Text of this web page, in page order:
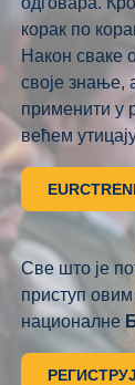
корак по
Након сваке
своје знање,
применити у
већем
Све што је
приступ
националне